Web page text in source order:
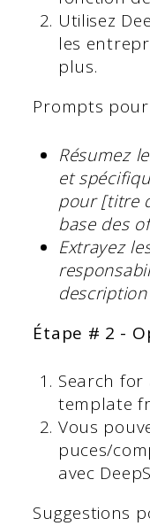
Utilisez
les
plus.
Prompts
Résumez
et
pour [titre
base des
Extrayez
Étape # 2 -
Search for
template
Vous
puces/
avec
Suggestions